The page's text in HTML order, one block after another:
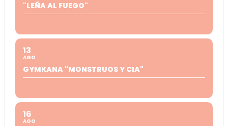
"LEÑA AL FUEGO"
13
AGO
GYMKANA "MONSTRUOS Y CIA"
16
AGO